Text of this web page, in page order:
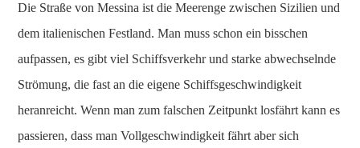
Die Straße von Messina ist die Meerenge zwischen Sizilien und
dem italienischen Festland. Man muss schon ein bisschen
aufpassen, es gibt viel Schiffsverkehr und starke abwechselnde
Strömung, die fast an die eigene Schiffsgeschwindigkeit
heranreicht. Wenn man zum falschen Zeitpunkt losfährt kann es
passieren, dass man Vollgeschwindigkeit fährt aber sich